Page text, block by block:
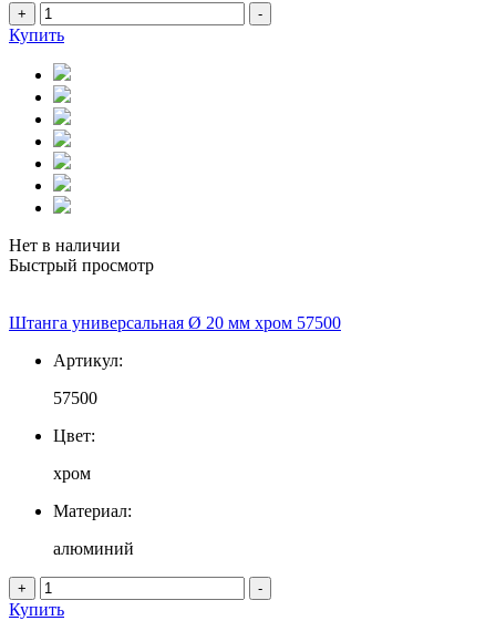
+ -
Купить
Нет в наличии
Быстрый просмотр
Штанга универсальная Ø 20 мм хром 57500
Артикул:
57500
Цвет:
хром
Материал:
алюминий
+ -
Купить